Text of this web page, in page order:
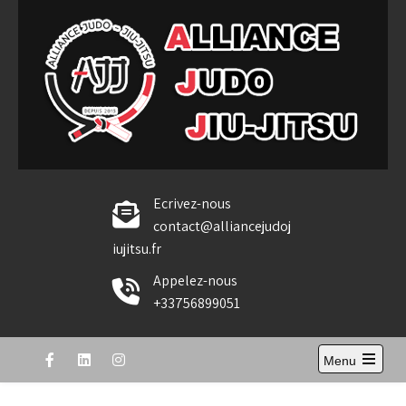
content
Alliance Judo Jiu-jitsu
Ecrivez-nous
contact@alliancejudoj
iujitsu.fr
Appelez-nous
+33756899051
Menu
Open